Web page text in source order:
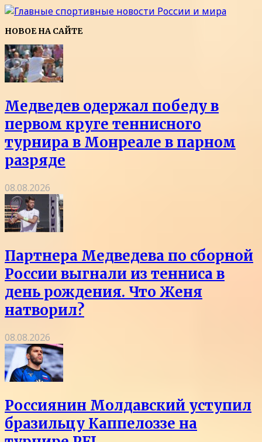
НОВОЕ НА САЙТЕ
Медведев одержал победу в
первом круге теннисного
турнира в Монреале в парном
разряде
08.08.2026
Партнера Медведева по сборной
России выгнали из тенниса в
день рождения. Что Женя
натворил?
08.08.2026
Россиянин Молдавский уступил
бразильцу Каппелоззе на